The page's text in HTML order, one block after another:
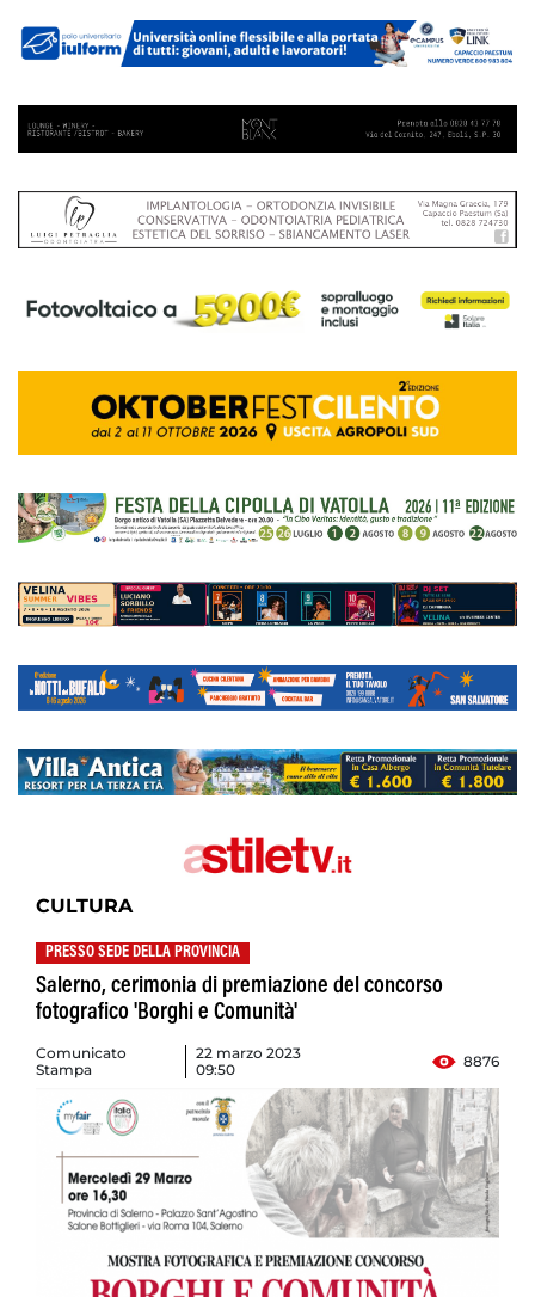
CULTURA
PRESSO SEDE DELLA PROVINCIA
Salerno, cerimonia di premiazione del concorso
fotografico 'Borghi e Comunità'
Comunicato
Stampa
22 marzo 2023
09:50
8876